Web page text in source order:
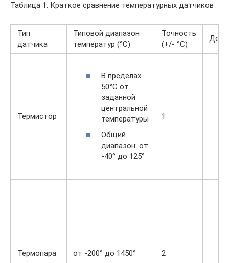
Таблица 1. Краткое сравнение температурных датчиков
Тип
датчика
Типовой диапазон
температур (°C)
Точность
(+/- °C)
Термистор
В пределах
50°C от
заданной
центральной
температуры
Общий
диапазон: от
-40° до 125°
1
Термопара от -200° до 1450° 2